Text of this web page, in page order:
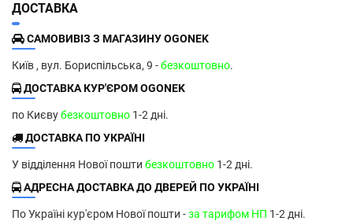
ДОСТАВКА
САМОВИВІЗ З МАГАЗИНУ OGONEK
Київ , вул. Бориспільська, 9 -безкоштовно.
ДОСТАВКА КУР'ЄРОМ OGONEK
по Києвубезкоштовно 1-2 дні.
ДОСТАВКА ПО УКРАЇНІ
У відділення Нової пошти безкоштовно 1-2 дні.
АДРЕСНА ДОСТАВКА ДО ДВЕРЕЙ ПО УКРАЇНІ
По Україні кур'єром Нової пошти -за тарифом НП 1-2 дні.